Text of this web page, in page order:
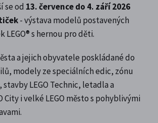
se od 13. července do 4. září 2026
- výstava modelů postavených
LEGO® s hernou pro děti.
a jejich obyvatele poskládané do
modely ze speciálních edic, zónu
stavby LEGO Technic, letadla a
City i velké LEGO město s pohyblivými